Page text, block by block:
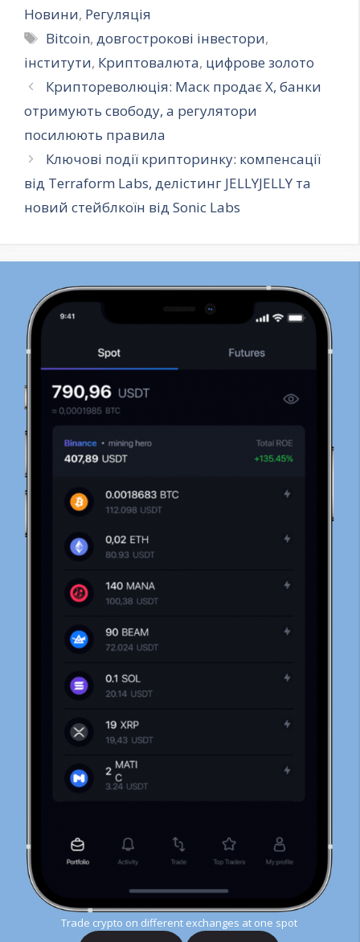
Новини, Регуляція
Позначки
Bitcoin, довгострокові інвестори,
інститути, Криптовалюта, цифрове золото
Криптореволюція: Маск продає X, банки
отримують свободу, а регулятори
посилюють правила
Ключові події крипторинку: компенсації
від Terraform Labs, делістинг JELLYJELLY та
новий стейблкоїн від Sonic Labs
Trade crypto on different exchanges at one spot